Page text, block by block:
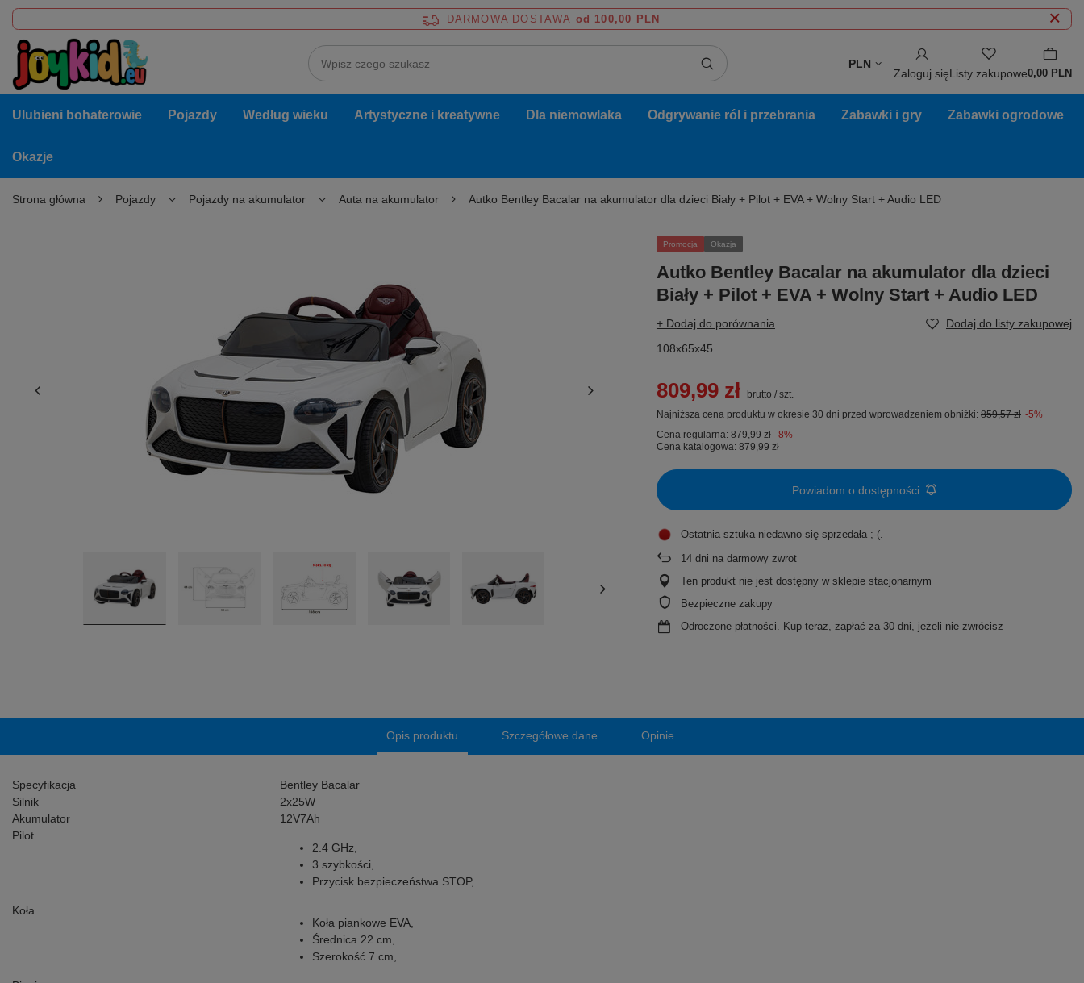
DARMOWA DOSTAWA od 100,00 PLN
PLN
Zaloguj sięListy zakupowe0,00 PLN
Ulubieni bohaterowie Pojazdy Według wieku Artystyczne i kreatywne Dla niemowlaka Odgrywanie ról i przebrania Zabawki i gry Zabawki ogrodowe
Okazje
Strona główna Pojazdy Pojazdy na akumulator Auta na akumulator Autko Bentley Bacalar na akumulator dla dzieci Biały + Pilot + EVA + Wolny Start + Audio LED
Promocja Okazja
Autko Bentley Bacalar na akumulator dla dzieci
Biały + Pilot + EVA + Wolny Start + Audio LED
+ Dodaj do porównania
Dodaj do listy zakupowej
108x65x45
809,99 zł brutto / szt.
Najniższa cena produktu w okresie 30 dni przed wprowadzeniem obniżki: 859,57 zł -5%
Cena regularna: 879,99 zł -8%
Cena katalogowa: 879,99 zł
Powiadom o dostępności
Ostatnia sztuka niedawno się sprzedała ;-(
14dni na darmowy zwrot
Ten produkt nie jest dostępny w sklepie stacjonarnym
Bezpieczne zakupy
Odroczone płatności. Kup teraz, zapłać za 30 dni, jeżeli nie zwrócisz
Opis produktu Szczegółowe dane Opinie
Specyfikacja
Bentley Bacalar
Silnik
2x25W
Akumulator
12V7Ah
Pilot
2.4 GHz,
3 szybkości,
Przycisk bezpieczeństwa STOP,
Koła
Koła piankowe EVA,
Średnica 22 cm,
Szerokość 7 cm,